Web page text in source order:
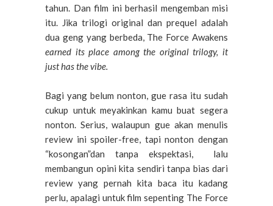
tahun. Dan film ini berhasil mengemban misi
itu. Jika trilogi original dan prequel adalah
dua geng yang berbeda, The Force Awakens
earned its place among the original trilogy, it
just has the vibe.
Bagi yang belum nonton, gue rasa itu sudah
cukup untuk meyakinkan kamu buat segera
nonton. Serius, walaupun gue akan menulis
review ini spoiler-free, tapi nonton dengan
“kosongan”dan tanpa ekspektasi, lalu
membangun opini kita sendiri tanpa bias dari
review yang pernah kita baca itu kadang
perlu, apalagi untuk film sepenting The Force